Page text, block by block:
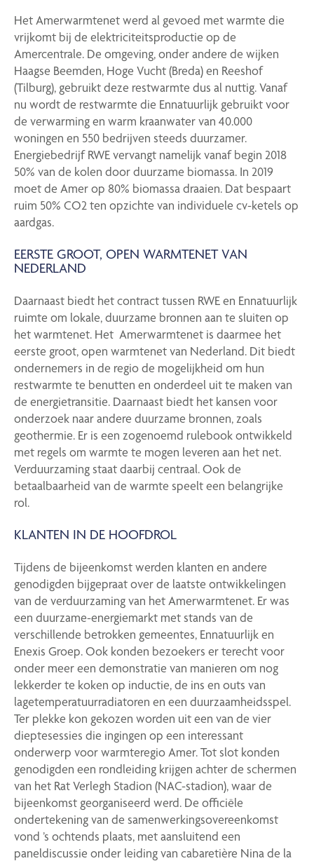
Het Amerwarmtenet werd al gevoed met warmte die
vrijkomt bij de elektriciteitsproductie op de
Amercentrale. De omgeving, onder andere de wijken
Haagse Beemden, Hoge Vucht (Breda) en Reeshof
(Tilburg), gebruikt deze restwarmte dus al nuttig. Vanaf
nu wordt de restwarmte die Ennatuurlijk gebruikt voor
de verwarming en warm kraanwater van 40.000
woningen en 550 bedrijven steeds duurzamer.
Energiebedrijf RWE vervangt namelijk vanaf begin 2018
50% van de kolen door duurzame biomassa. In 2019
moet de Amer op 80% biomassa draaien. Dat bespaart
ruim 50% CO2 ten opzichte van individuele cv-ketels op
aardgas.
EERSTE GROOT, OPEN WARMTENET VAN
NEDERLAND
Daarnaast biedt het contract tussen RWE en Ennatuurlijk
ruimte om lokale, duurzame bronnen aan te sluiten op
het warmtenet. Het Amerwarmtenet is daarmee het
eerste groot, open warmtenet van Nederland. Dit biedt
ondernemers in de regio de mogelijkheid om hun
restwarmte te benutten en onderdeel uit te maken van
de energietransitie. Daarnaast biedt het kansen voor
onderzoek naar andere duurzame bronnen, zoals
geothermie. Er is een zogenoemd rulebook ontwikkeld
met regels om warmte te mogen leveren aan het net.
Verduurzaming staat daarbij centraal. Ook de
betaalbaarheid van de warmte speelt een belangrijke
rol.
KLANTEN IN DE HOOFDROL
Tijdens de bijeenkomst werden klanten en andere
genodigden bijgepraat over de laatste ontwikkelingen
van de verduurzaming van het Amerwarmtenet. Er was
een duurzame-energiemarkt met stands van de
verschillende betrokken gemeentes, Ennatuurlijk en
Enexis Groep. Ook konden bezoekers er terecht voor
onder meer een demonstratie van manieren om nog
lekkerder te koken op inductie, de ins en outs van
lagetemperatuurradiatoren en een duurzaamheidsspel.
Ter plekke kon gekozen worden uit een van de vier
dieptesessies die ingingen op een interessant
onderwerp voor warmteregio Amer. Tot slot konden
genodigden een rondleiding krijgen achter de schermen
van het Rat Verlegh Stadion (NAC-stadion), waar de
bijeenkomst georganiseerd werd. De officiële
ondertekening van de samenwerkingsovereenkomst
vond ’s ochtends plaats, met aansluitend een
paneldiscussie onder leiding van cabaretière Nina de la